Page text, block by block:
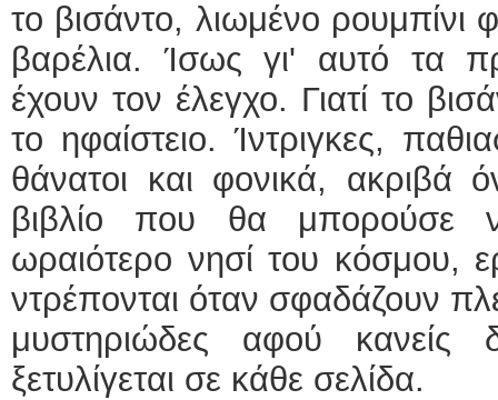
το βισάντο, λιωμένο ρουμπίνι
βαρέλια. Ίσως γι' αυτό τα
έχουν τον έλεγχο. Γιατί το
το ηφαίστειο. Ίντριγκες,
θάνατοι και φονικά, ακριβά
βιβλίο που θα μπορούσε
ωραιότερο νησί του κόσμου,
ντρέπονται όταν σφαδάζουν
μυστηριώδες αφού κανείς
ξετυλίγεται σε κάθε σελίδα.